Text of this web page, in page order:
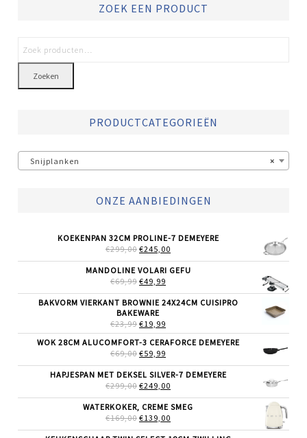
ZOEK EEN PRODUCT
Zoeken
PRODUCTCATEGORIEËN
×
Snijplanken
ONZE AANBIEDINGEN
KOEKENPAN 32CM PROLINE-7 DEMEYERE
€299,00 OORSPRONKELIJKE
WAS:
€299,00.
€245,00
IS:
MANDOLINE VOLARI GEFU
€69,99 OORSPRONKELIJKE
WAS:
€69,99.
€49,99
IS:
BAKVORM VIERKANT BROWNIE 24X24CM CUISIPRO
BAKEWARE
€23,99 OORSPRONKELIJKE
PRIJS
WAS:
€23,99.
€19,99
PRIJS
IS:
WOK 28CM ALUCOMFORT-3 CERAFORCE DEMEYERE
€69,00 OORSPRONKELIJKE
WAS:
€69,00.
€59,99
IS:
€59,99.
HAPJESPAN MET DEKSEL SILVER-7 DEMEYERE
€299,00 OORSPRONKELIJKE
WAS:
€299,00.
€249,00
IS:
WATERKOKER, CREME SMEG
€169,00 OORSPRONKELIJKE
€139,00